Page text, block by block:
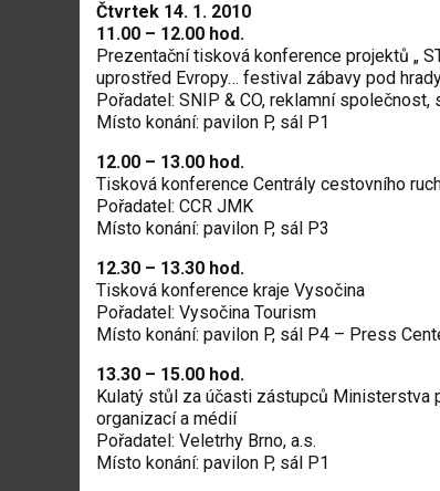
Čtvrtek 14. 1. 2010
11.00 – 12.00 hod.
Prezentační tisková konference projektů „
uprostřed Evropy… festival zábavy pod
Pořadatel: SNIP & CO, reklamní
Místo konání: pavilon P, sál P1
12.00 – 13.00 hod.
Tisková konference Centrály cestovního
Pořadatel: CCR JMK
Místo konání: pavilon P, sál P3
12.30 – 13.30 hod.
Tisková konference kraje Vysočina
Pořadatel: Vysočina Tourism
Místo konání: pavilon P, sál P4 – Press
13.30 – 15.00 hod.
Kulatý stůl za účasti zástupců Ministerstva
organizací a médií
Pořadatel: Veletrhy Brno, a.s.
Místo konání: pavilon P, sál P1